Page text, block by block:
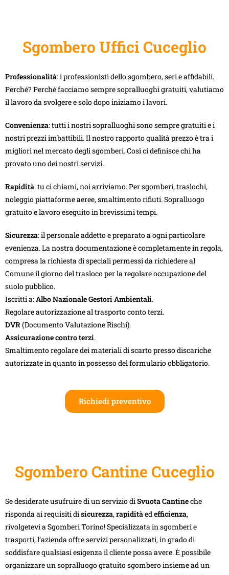
Sgombero Uffici Cuceglio
Professionalità: i professionisti dello sgombero, seri e affidabili.
Perché? Perché facciamo sempre sopralluoghi gratuiti, valutiamo
il lavoro da svolgere e solo dopo iniziamo i lavori.
Convenienza: tutti i nostri sopralluoghi sono sempre gratuiti e i
nostri prezzi imbattibili. Il nostro rapporto qualità prezzo è tra i
migliori nel mercato degli sgomberi. Così ci definisce chi ha
provato uno dei nostri servizi.
Rapidità: tu ci chiami, noi arriviamo. Per sgomberi, traslochi,
noleggio piattaforme aeree, smaltimento rifiuti. Sopralluogo
gratuito e lavoro eseguito in brevissimi tempi.
Sicurezza: il personale addetto e preparato a ogni particolare
evenienza. La nostra documentazione è completamente in regola,
compresa la richiesta di speciali permessi da richiedere al
Comune il giorno del trasloco per la regolare occupazione del
suolo pubblico.
Iscritti a:Albo Nazionale Gestori Ambientali.
Regolare autorizzazione al trasporto conto terzi.
DVR(Documento Valutazione Rischi).
Assicurazione contro terzi.
Smaltimento regolare dei materiali di scarto presso discariche
autorizzate in quanto in possesso del formulario obbligatorio.
Richiedi preventivo
Sgombero Cantine Cuceglio
Se desiderate usufruire di un servizio diSvuota Cantineche
risponda ai requisiti disicurezza,rapiditàedefficienza,
rivolgetevi a Sgomberi Torino! Specializzata in sgomberi e
trasporti, l’azienda offre servizi personalizzati, in grado di
soddisfare qualsiasi esigenza il cliente possa avere. È possibile
organizzare un sopralluogo gratuito sgombero insieme ad un